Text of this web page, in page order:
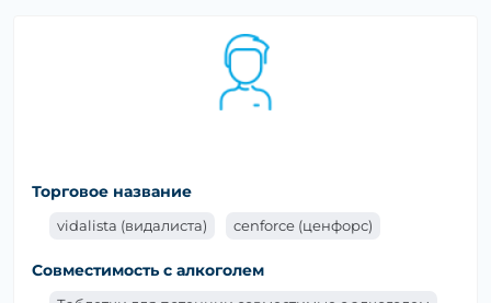
Торговое название
vidalista (видалиста) cenforce (ценфорс)
Совместимость с алкоголем